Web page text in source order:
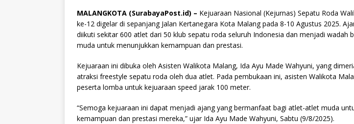
MALANGKOTA (SurabayaPost.id) – Kejuaraan Nasional (Kejurnas) Sepatu Roda
ke-12 digelar di sepanjang Jalan Kertanegara Kota Malang pada 8-10 Agustus 2025.
diikuti sekitar 600 atlet dari 50 klub sepatu roda seluruh Indonesia dan menjadi wadah
muda untuk menunjukkan kemampuan dan prestasi.
Kejuaraan ini dibuka oleh Asisten Walikota Malang, Ida Ayu Made Wahyuni, yang
atraksi freestyle sepatu roda oleh dua atlet. Pada pembukaan ini, asisten Walikota
peserta lomba untuk kejuaraan speed jarak 100 meter.
“Semoga kejuaraan ini dapat menjadi ajang yang bermanfaat bagi atlet-atlet muda
kemampuan dan prestasi mereka,” ujar Ida Ayu Made Wahyuni, Sabtu (9/8/2025).